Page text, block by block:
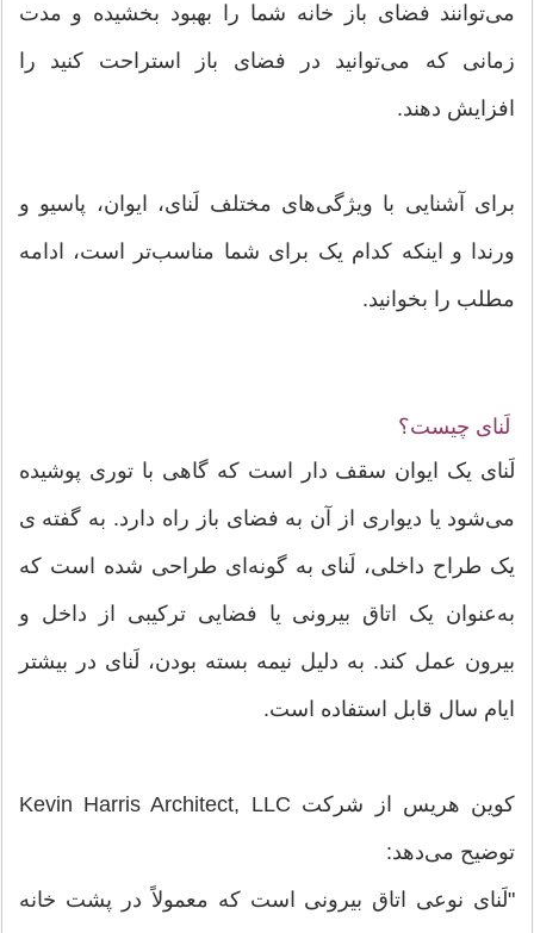
می‌توانند فضای باز خانه شما را بهبود بخشیده و مدت
زمانی که می‌توانید در فضای باز استراحت کنید را
افزایش دهند.
برای آشنایی با ویژگی‌های مختلف لَنای، ایوان، پاسیو و
ورندا و اینکه کدام یک برای شما مناسب‌تر است، ادامه
مطلب را بخوانید.
لَنای چیست؟
لَنای یک ایوان سقف دار است که گاهی با توری پوشیده
می‌شود یا دیواری از آن به فضای باز راه دارد. به گفته ی
یک طراح داخلی، لَنای به گونه‌ای طراحی شده است که
به‌عنوان یک اتاق بیرونی یا فضایی ترکیبی از داخل و
بیرون عمل کند. به دلیل نیمه بسته بودن، لَنای در بیشتر
ایام سال قابل استفاده است.
کوین هریس از شرکت Kevin Harris Architect, LLC
توضیح می‌دهد:
"لَنای نوعی اتاق بیرونی است که معمولاً در پشت خانه